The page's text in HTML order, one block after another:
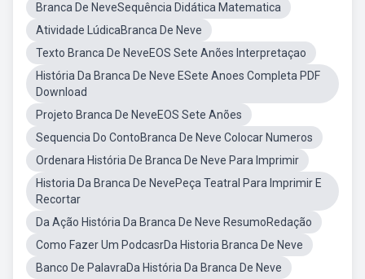
Branca De NeveSequência Didática Matematica
Atividade LúdicaBranca De Neve
Texto Branca De NeveEOS Sete Anões Interpretaçao
História Da Branca De Neve ESete Anoes Completa PDF
Download
Projeto Branca De NeveEOS Sete Anões
Sequencia Do ContoBranca De Neve Colocar Numeros
Ordenara História De Branca De Neve Para Imprimir
Historia Da Branca De NevePeça Teatral Para Imprimir E
Recortar
Da Ação História Da Branca De Neve ResumoRedação
Como Fazer Um PodcasrDa Historia Branca De Neve
Banco De PalavraDa História Da Branca De Neve